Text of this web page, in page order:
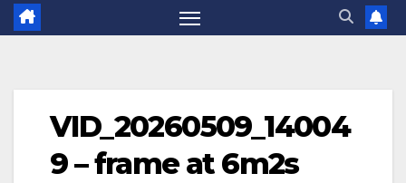
VID_20260509_14004
9 – frame at 6m2s